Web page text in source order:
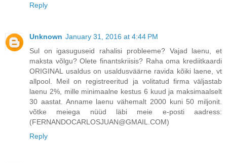
Reply
Unknown January 31, 2016 at 4:44 PM
Sul on igasuguseid rahalisi probleeme? Vajad laenu, et
maksta võlgu? Olete finantskriisis? Raha oma krediitkaardi
ORIGINAL usaldus on usaldusväärne ravida kõiki laene, vt
allpool. Meil on registreeritud ja volitatud firma väljastab
laenu 2%, mille minimaalne kestus 6 kuud ja maksimaalselt
30 aastat. Anname laenu vähemalt 2000 kuni 50 miljonit.
võtke meiega nüüd läbi meie e-posti aadress:
(FERNANDOCARLOSJUAN@GMAIL.COM)
Reply